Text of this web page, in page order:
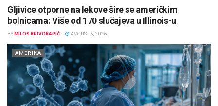
Gljivice otporne na lekove šire se američkim
bolnicama: Više od 170 slučajeva u Illinois-u
BY MILOS KRIVOKAPIĆ AVGUST 6, 2026
AMERIKA